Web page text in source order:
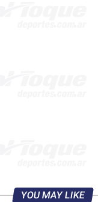
YOU MAY LIKE